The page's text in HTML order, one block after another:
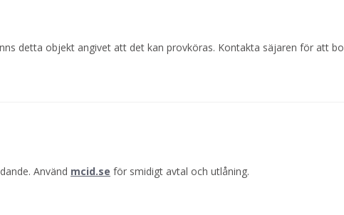
detta objekt angivet att det kan provköras. Kontakta säjaren för att
Använd mcid.se för smidigt avtal och utlåning.